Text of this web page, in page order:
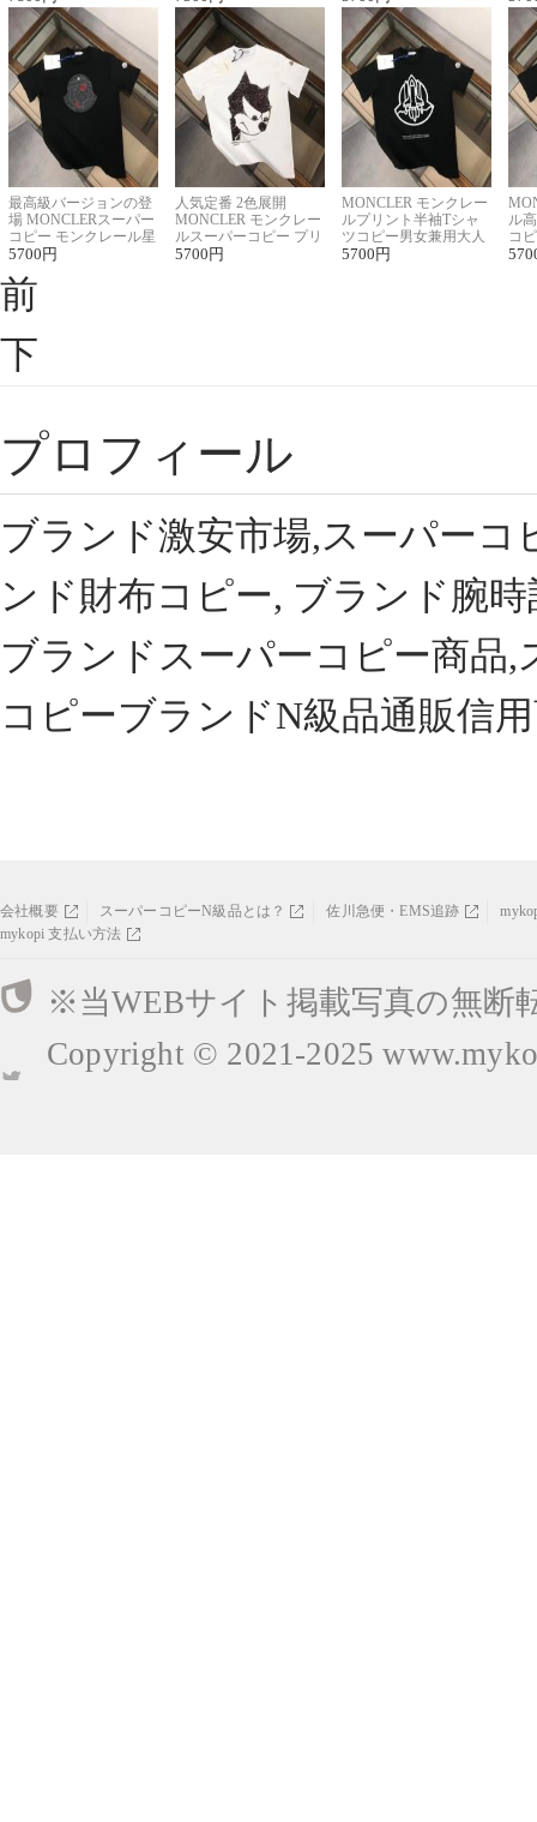
最高級バージョンの登
場 MONCLERスーパー
コピー モンクレール星
座半袖Tシャツ
5700 円
人気定番 2色展開
MONCLER モンクレー
ルスーパーコピー プリ
ント半袖Tシャツ
5700 円
MONCLER モンクレー
ルプリント半袖Tシャ
ツコピー男女兼用大人
可愛い春夏コーデ
5700 円
ル
コ
ィ
前
下
プロフィール
ブランド激安市場,スーパー
ンド財布コピー, ブランド腕
ブランドスーパーコピー商品
コピーブランドN級品通販信
会社概要 スーパーコピーN級品とは？ 佐川急便・EMS追跡
mykopi 支払い方法
※当WEBサイト掲載写真の無断
Copyright © 2021-2025